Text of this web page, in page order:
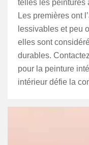
telles les peintures
Les premières ont
lessivables et peu
elles sont
durables.
pour la peinture
intérieur défie la